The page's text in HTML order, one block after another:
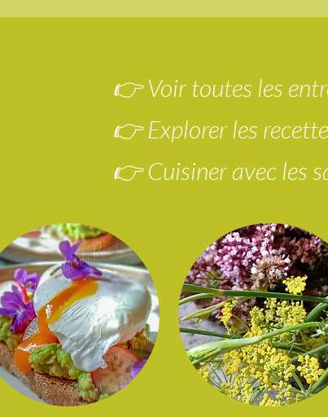
👉 Voir toutes les
👉 Explorer les
👉 Cuisiner avec les